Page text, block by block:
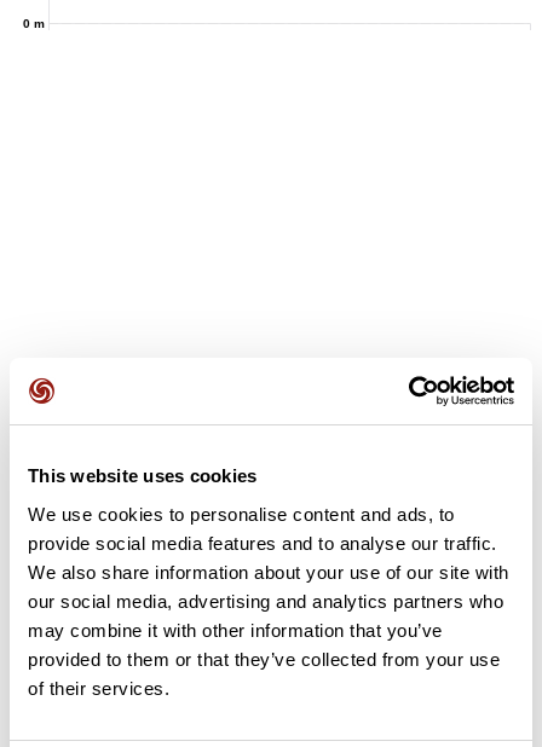
This website uses cookies
We use cookies to personalise content and ads, to
provide social media features and to analyse our traffic.
We also share information about your use of our site with
our social media, advertising and analytics partners who
may combine it with other information that you’ve
provided to them or that they’ve collected from your use
of their services.
0 m
Ajouter un avis
Découvrez ce parcours de vélo de 77,9 km à proximité de Flins-